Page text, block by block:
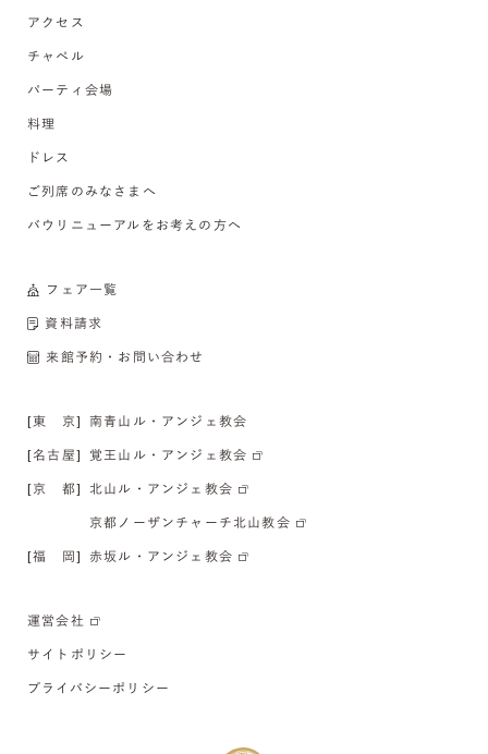
アクセス
チャペル
パーティ会場
料理
ドレス
ご列席のみなさまへ
バウリニューアルをお考えの方へ
フェア一覧
資料請求
来館予約・お問い合わせ
[東 京] 南青山ル・アンジェ教会
[名古屋] 覚王山ル・アンジェ教会
[京 都] 北山ル・アンジェ教会
京都ノーザンチャーチ北山教会
[福 岡] 赤坂ル・アンジェ教会
運営会社
サイトポリシー
プライバシーポリシー